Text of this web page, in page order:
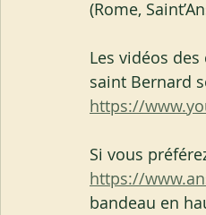
(Rome,
Les vidéos
saint Bernard
https://
Si vous
https://
bandeau en